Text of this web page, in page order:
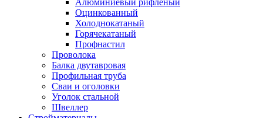
Алюминиевый рифленый
Оцинкованный
Холоднокатаный
Горячекатаный
Профнастил
Проволока
Балка двутавровая
Профильная труба
Сваи и оголовки
Уголок стальной
Швеллер